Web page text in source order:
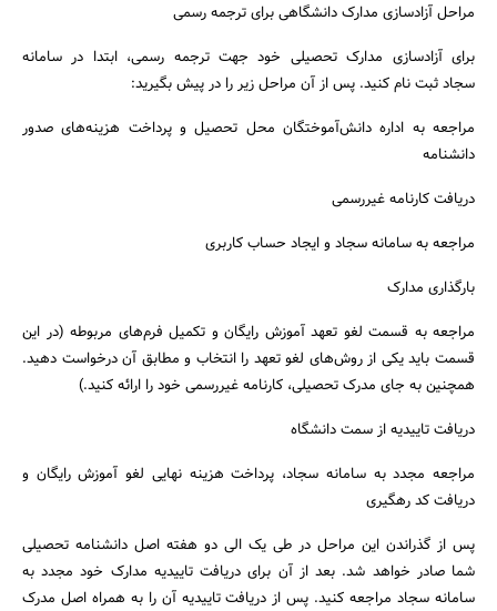
مراحل آزادسازی مدارک دانشگاهی برای ترجمه رسمی
برای آزادسازی مدارک تحصیلی خود جهت ترجمه رسمی، ابتدا در سامانه
سجاد ثبت نام کنید. پس از آن مراحل زیر را در پیش بگیرید:
مراجعه به اداره دانش‌آموختگان محل تحصیل و پرداخت هزینه‌های صدور
دانشنامه
دریافت کارنامه غیررسمی
مراجعه به سامانه سجاد و ایجاد حساب کاربری
بارگذاری مدارک
مراجعه به قسمت لغو تعهد آموزش رایگان و تکمیل فرم‌های مربوطه (در این
قسمت باید یکی از روش‌های لغو تعهد را انتخاب و مطابق آن درخواست دهید.
همچنین به جای مدرک تحصیلی، کارنامه غیررسمی خود را ارائه کنید.)
دریافت تاییدیه از سمت دانشگاه
مراجعه مجدد به سامانه سجاد، پرداخت هزینه نهایی لغو آموزش رایگان و
دریافت کد رهگیری
پس از گذراندن این مراحل در طی یک الی دو هفته اصل دانشنامه تحصیلی
شما صادر خواهد شد. بعد از آن برای دریافت تاییدیه مدارک خود مجدد به
سامانه سجاد مراجعه کنید. پس از دریافت تاییدیه آن را به همراه اصل مدرک